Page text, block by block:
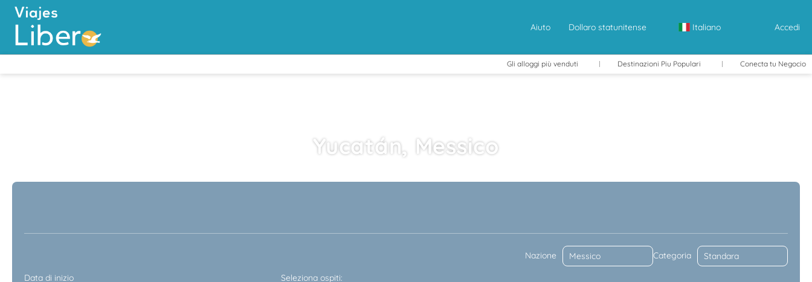
Aiuto Dollaro statunitense Italiano Accedi
Gli alloggi più venduti Destinazioni Piu Populari Conecta tu Negocio
Yucatán, Messico
Nazione Categoria
Data di inizio
Seleziona ospiti: